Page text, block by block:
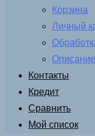
Корзина
Личный
Контакты
Кредит
Сравнить
Мой список